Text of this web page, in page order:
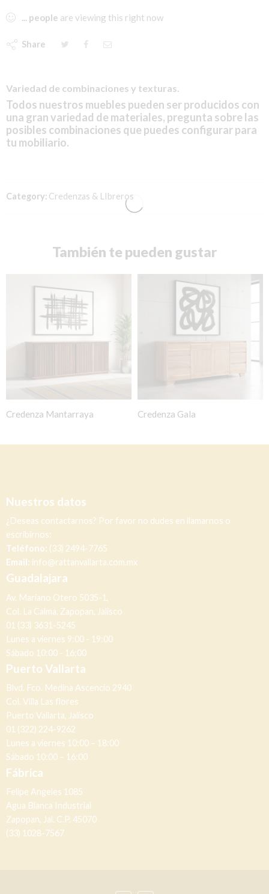
... people are viewing this right now
Share
Variedad de combinaciones y texturas.
Todos nuestros muebles pueden ser producidos con
una gran variedad de materiales, pregunta sobre las
posibles combinaciones que puedes configurar para
tu mobiliario.
Category: Credenzas & LIbreros
También te pueden gustar
Credenza Mantarraya Credenza Gala
Nuestros datos
¿Deseas contactarnos? Por favor no dudes en llamarnos o
escribirnos:
Teléfono: (33) 2494-7765
Email: info@rattanvallarta.com.mx
Guadalajara
Av. Mariano Otero 5035-1,
Col. La Calma, Zapopan, Jalisco
01 (33) 3631-5245
Lunes a viernes 9:00 - 19:00
Sábado 10:00 - 16:00
Puerto Vallarta
Blvd. Fco. Medina Ascencio 2940
Col. Villa Las flores
Puerto Vallarta, Jalisco
01 (322) 224-9262
Lunes a viernes 10:00 – 18:00
Sábado 10:00 – 16:00
Fábrica
Felipe Angeles 1085
Agua Blanca Industrial
Zapopan, Jal. C.P. 45070
(33) 1028-7567